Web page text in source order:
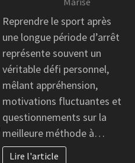
Reprendre le sport après
une longue période d’arrêt
représente souvent un
véritable défi personnel,
mêlant appréhension,
motivations fluctuantes et
questionnements sur la
meilleure méthode à…
Lire l'article